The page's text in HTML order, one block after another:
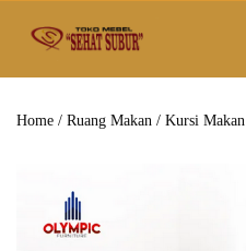
Home / Ruang Makan / Kursi Makan